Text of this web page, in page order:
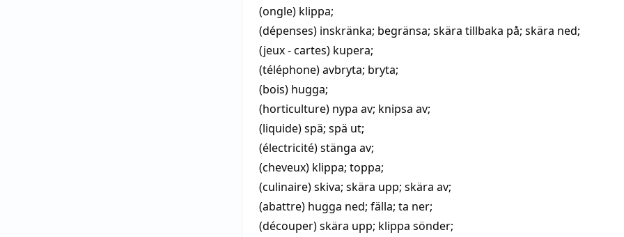
(ongle) klippa;
(dépenses) inskränka; begränsa; skära tillbaka på; skära ned;
(jeux - cartes) kupera;
(téléphone)avbryta; bryta;
(bois) hugga;
(horticulture) nypa av; knipsa av;
(liquide)spä; spä ut;
(électricité)stänga av;
(cheveux) klippa; toppa;
(culinaire)skiva; skära upp; skära av;
(abattre) hugga ned; fälla; ta ner;
(découper)skära upp; klippa sönder;